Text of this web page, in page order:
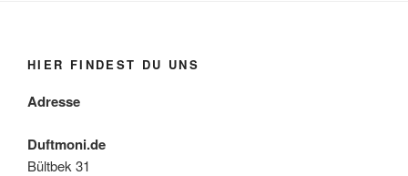
HIER FINDEST DU UNS
Adresse
Duftmoni.de
Bültbek 31